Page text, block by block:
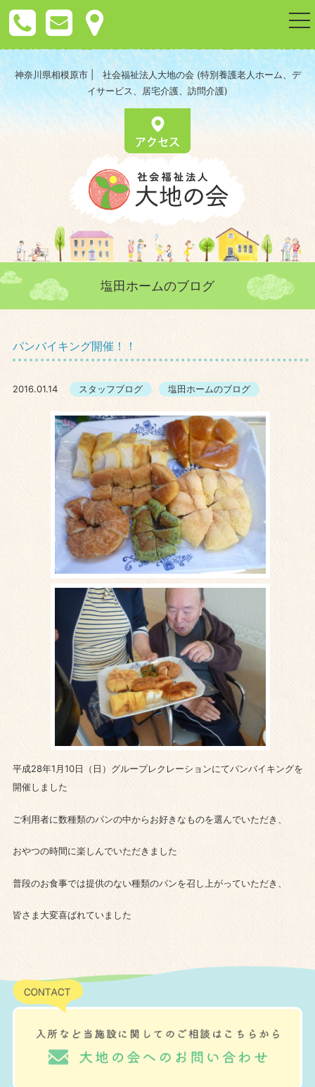
神奈川県相模原市 | 社会福祉法人大地の会 (特別養護老人ホーム、デ
イサービス、居宅介護、訪問介護)
塩田ホームのブログ
パンバイキング開催！！
2016.01.14 スタッフブログ 塩田ホームのブログ
平成28年1月10日（日）グループレクレーションにてパンバイキングを
開催しました
ご利用者に数種類のパンの中からお好きなものを選んでいただき、
おやつの時間に楽しんでいただきました
普段のお食事では提供のない種類のパンを召し上がっていただき、
皆さま大変喜ばれていました